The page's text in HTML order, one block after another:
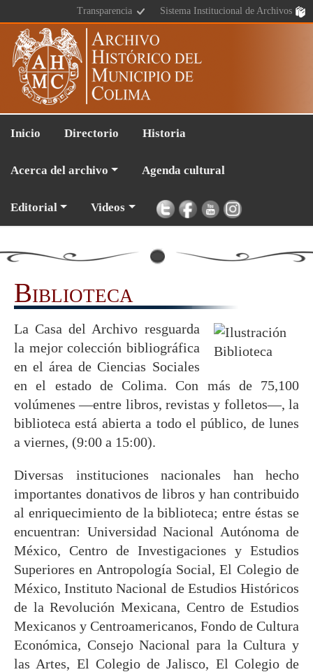
Sistema Institucional de Archivos
Transparencia
Inicio Directorio Historia
Acerca del archivo Agenda cultural
Editorial Videos
Biblioteca
La Casa del Archivo resguarda
la mejor colección bibliográfica
en el área de Ciencias Sociales
en el estado de Colima. Con más de 75,100
volúmenes ―entre libros, revistas y folletos―, la
biblioteca está abierta a todo el público, de lunes
a viernes, (9:00 a 15:00).
Diversas instituciones nacionales han hecho
importantes donativos de libros y han contribuido
al enriquecimiento de la biblioteca; entre éstas se
encuentran: Universidad Nacional Autónoma de
México, Centro de Investigaciones y Estudios
Superiores en Antropología Social, El Colegio de
México, Instituto Nacional de Estudios Históricos
de la Revolución Mexicana, Centro de Estudios
Mexicanos y Centroamericanos, Fondo de Cultura
Económica, Consejo Nacional para la Cultura y
las Artes, El Colegio de Jalisco, El Colegio de